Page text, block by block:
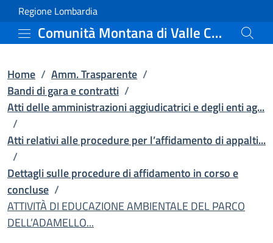
Vai al contenuto principale
ATTIVITÀ DI
Regione Lombardia
Comunità Montana di Valle Camonica
Home / Amm. Trasparente /
Bandi di gara e contratti /
Atti delle amministrazioni aggiudicatrici e degli enti ag...
/
Atti relativi alle procedure per l’affidamento di appalti...
/
Dettagli sulle procedure di affidamento in corso e
concluse /
ATTIVITÀ DI EDUCAZIONE AMBIENTALE DEL PARCO
DELL’ADAMELLO...